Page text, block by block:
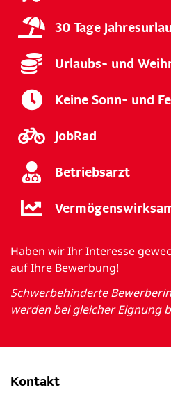
30 Tage
Urlaubs- und
Keine Sonn- und
JobRad
Betriebsarzt
Haben wir Ihr Interesse
auf Ihre Bewerbung!
Schwerbehinderte
werden bei gleicher Eignung
Kontakt